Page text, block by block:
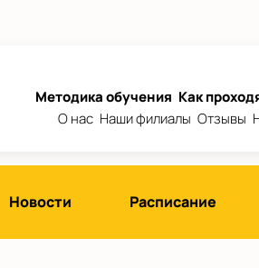
Методика обучения Как
О нас Наши филиалы Отзывы
Новости Расписание